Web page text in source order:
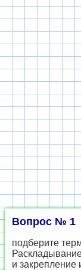
Вопрос № 1
подберите
и